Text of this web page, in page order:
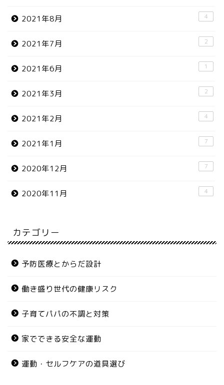
2021年8月 4
2021年7月 2
2021年6月 1
2021年3月 2
2021年2月 4
2021年1月 7
2020年12月 7
2020年11月 4
カテゴリー
予防医療とからだ設計
働き盛り世代の健康リスク
子育てパパの不調と対策
家でできる安全な運動
運動・セルフケアの道具選び